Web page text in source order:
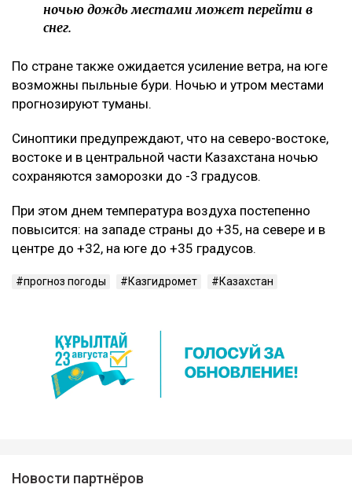
ночью дождь местами может перейти в
снег.
По стране также ожидается усиление ветра, на юге
возможны пыльные бури. Ночью и утром местами
прогнозируют туманы.
Синоптики предупреждают, что на северо-востоке,
востоке и в центральной части Казахстана ночью
сохраняются заморозки до -3 градусов.
При этом днем температура воздуха постепенно
повысится: на западе страны до +35, на севере и в
центре до +32, на юге до +35 градусов.
прогноз погоды Казгидромет Казахстан